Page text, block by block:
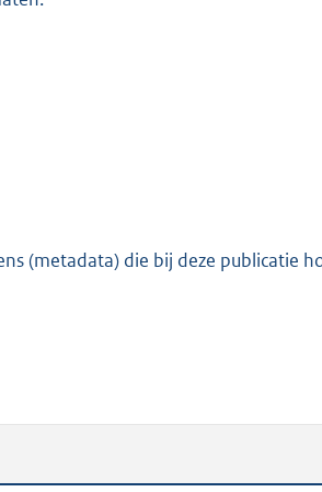
(metadata) die bij deze publicatie